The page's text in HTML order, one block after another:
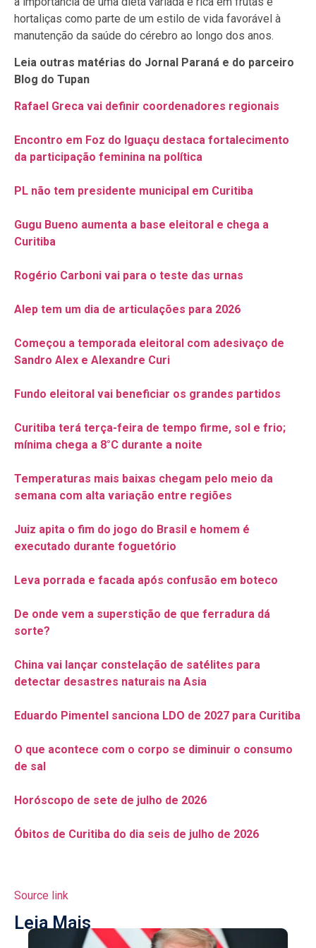
hortaliças como parte de um estilo de vida favorável à
manutenção da saúde do cérebro ao longo dos anos.
Leia outras matérias do Jornal Paraná e do parceiro
Blog do Tupan
Rafael Greca vai definir coordenadores regionais
Encontro em Foz do Iguaçu destaca fortalecimento
da participação feminina na política
PL não tem presidente municipal em Curitiba
Gugu Bueno aumenta a base eleitoral e chega a
Curitiba
Rogério Carboni vai para o teste das urnas
Alep tem um dia de articulações para 2026
Começou a temporada eleitoral com adesivaço de
Sandro Alex e Alexandre Curi
Fundo eleitoral vai beneficiar os grandes partidos
Curitiba terá terça-feira de tempo firme, sol e frio;
mínima chega a 8°C durante a noite
Temperaturas mais baixas chegam pelo meio da
semana com alta variação entre regiões
Juiz apita o fim do jogo do Brasil e homem é
executado durante foguetório
Leva porrada e facada após confusão em boteco
De onde vem a superstição de que ferradura dá
sorte?
China vai lançar constelação de satélites para
detectar desastres naturais na Asia
Eduardo Pimentel sanciona LDO de 2027 para Curitiba
O que acontece com o corpo se diminuir o consumo
de sal
Horóscopo de sete de julho de 2026
Óbitos de Curitiba do dia seis de julho de 2026
Source link
Leia Mais